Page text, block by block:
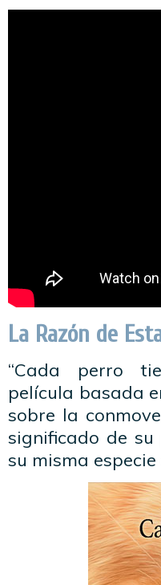
La Razón de
“Cada perro
película basada
sobre la
significado de
su misma